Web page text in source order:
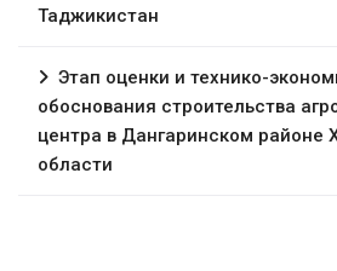
Таджикистан
Этап оценки и технико-
обоснования строительства
центра в Дангаринском районе
области